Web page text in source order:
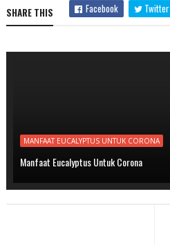
SHARE THIS Facebook Twitter
MANFAAT EUCALYPTUS UNTUK CORONA
Manfaat Eucalyptus Untuk Corona